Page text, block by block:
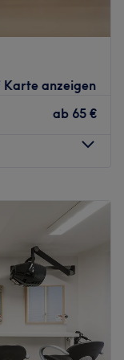
Friseure freut
Karte anzeigen
ab 65 €
19:00
19:00
10:00–
10:00–19:00
10:00–16:00
Geschlossen
Stil im